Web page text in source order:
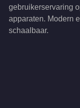
gebruikerservaring
apparaten. Modern
schaalbaar.